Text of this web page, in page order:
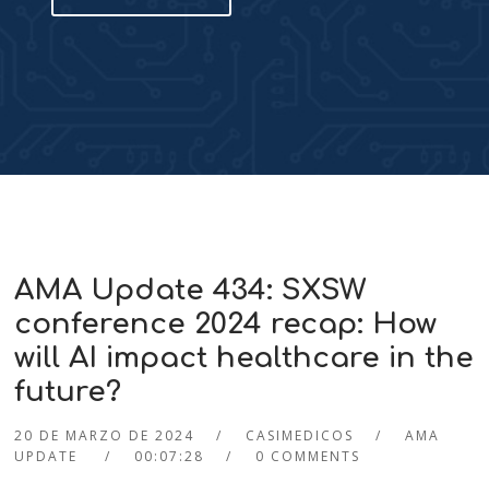
AMA Update 434: SXSW
conference 2024 recap: How
will AI impact healthcare in the
future?
20 DE MARZO DE 2024 CASIMEDICOS
AMA
UPDATE
00:07:28 0 COMMENTS